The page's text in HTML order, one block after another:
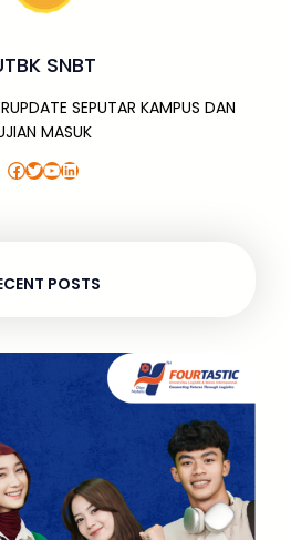
SNBT
SEPUTAR KAMPUS DAN
MASUK
Facebook Twitter YouTube LinkedIn
POSTS